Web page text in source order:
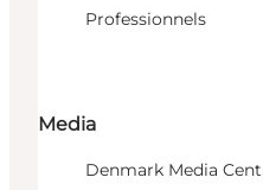
Professionnels
Media
Denmark Media